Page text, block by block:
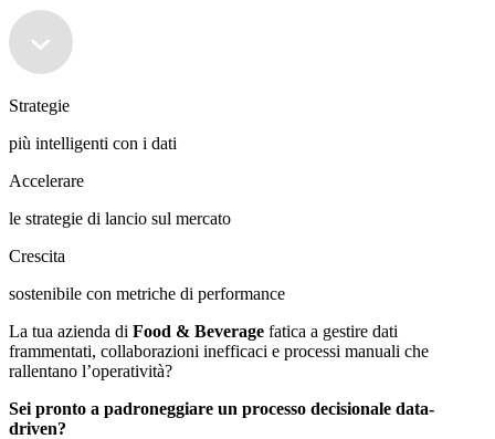
Strategie
più intelligenti con i dati
Accelerare
le strategie di lancio sul mercato
Crescita
sostenibile con metriche di performance
La tua azienda di Food & Beverage fatica a gestire dati
frammentati, collaborazioni inefficaci e processi manuali che
rallentano l’operatività?
Sei pronto a padroneggiare un processo decisionale data-
driven?